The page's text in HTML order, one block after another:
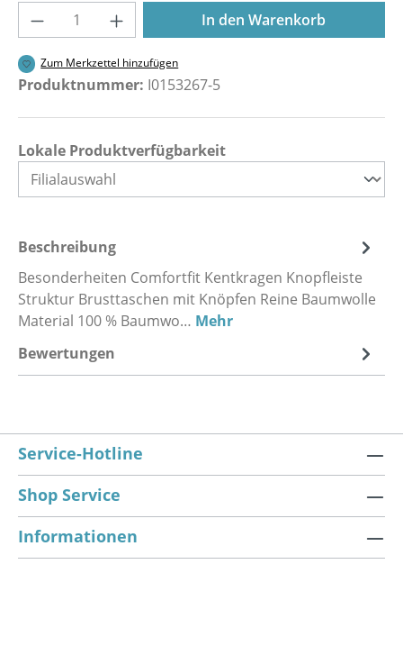
Produkt Anzahl: Gib den gewünschten
In den Warenkorb
Zum Merkzettel hinzufügen
Produktnummer: I0153267-5
Lokale Produktverfügbarkeit
Beschreibung
Besonderheiten Comfortfit Kentkragen Knopfleiste
Struktur Brusttaschen mit Knöpfen Reine Baumwolle
Material 100 % Baumwo… Mehr
Bewertungen
Service-Hotline
Shop Service
Informationen